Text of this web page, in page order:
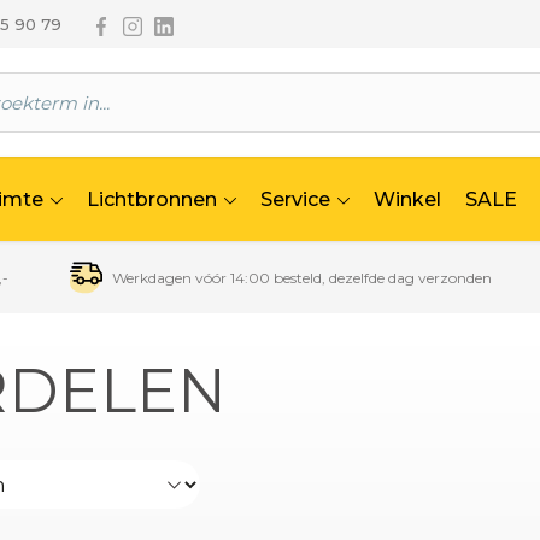
90 79 Volg ons via Facebook
Volg ons via Instagram
Volg ons via Linkedin
Lichtbronnen Service Winkel SALE
Werkdagen vóór 14:00 besteld, dezelfde dag verzonden